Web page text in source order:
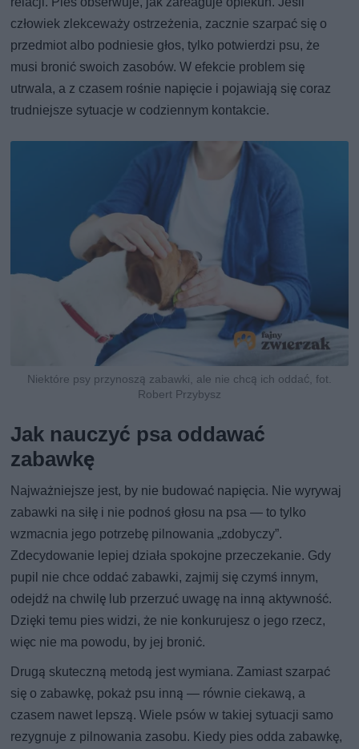
człowiek zlekceważy ostrzeżenia, zacznie szarpać się o
przedmiot albo podniesie głos, tylko potwierdzi psu, że
musi bronić swoich zasobów. W efekcie problem się
utrwala, a z czasem rośnie napięcie i pojawiają się coraz
trudniejsze sytuacje w codziennym kontakcie.
Niektóre psy przynoszą zabawki, ale nie chcą ich oddać, fot.
Robert Przybysz
Jak nauczyć psa oddawać
zabawkę
Najważniejsze jest, by nie budować napięcia. Nie wyrywaj
zabawki na siłę i nie podnoś głosu na psa — to tylko
wzmacnia jego potrzebę pilnowania „zdobyczy”.
Zdecydowanie lepiej działa spokojne przeczekanie. Gdy
pupil nie chce oddać zabawki, zajmij się czymś innym,
odejdź na chwilę lub przerzuć uwagę na inną aktywność.
Dzięki temu pies widzi, że nie konkurujesz o jego rzecz,
więc nie ma powodu, by jej bronić.
Drugą skuteczną metodą jest wymiana. Zamiast szarpać
się o zabawkę, pokaż psu inną — równie ciekawą, a
czasem nawet lepszą. Wiele psów w takiej sytuacji samo
rezygnuje z pilnowania zasobu. Kiedy pies odda zabawkę,